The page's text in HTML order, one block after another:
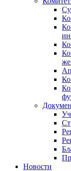
Новости